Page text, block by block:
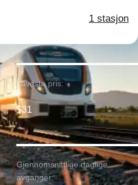
1 stasjon
Laveste pris:
$31
Gjennomsnittlige daglige
avganger: